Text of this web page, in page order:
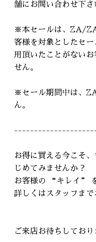
舗にお問い合わせ下さ
※本セールは、ZA/
客様を対象としたセ
用頂いたことがない
せん。
※セール期間中は、
ん。
お得に買える今こそ
じめてみませんか？
お客様の “キレイ”
詳しくはスタッフま
ご来店お待ちしており